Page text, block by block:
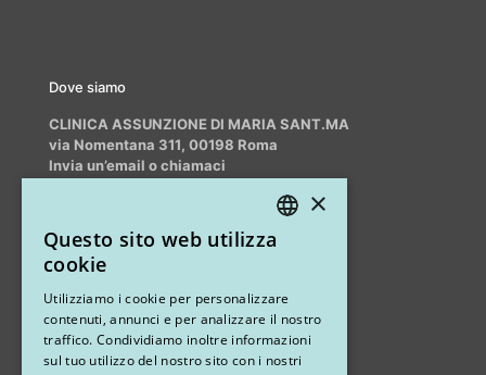
Dove siamo
CLINICA ASSUNZIONE DI MARIA SANT.MA
via Nomentana 311, 00198 Roma
Invia un’email o chiamaci
Altri studi
STUDIO MARIANETTI MED
via Sandro Pertini 26, 67051 Avezzano (AQ)
×
Questo sito web utilizza
cookie
Utilizziamo i cookie per personalizzare
contenuti, annunci e per analizzare il nostro
traffico. Condividiamo inoltre informazioni
sul tuo utilizzo del nostro sito con i nostri